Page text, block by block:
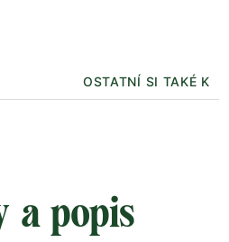
OSTATNÍ SI TAKÉ
a popis